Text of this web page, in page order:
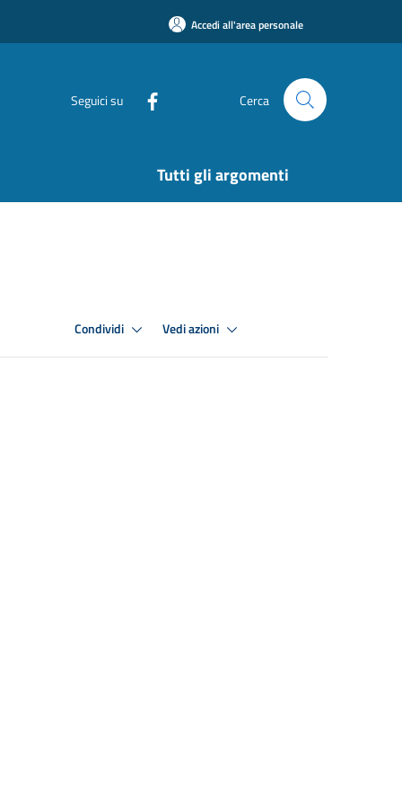
Accedi all'area personale
Seguici su Cerca
Tutti gli argomenti
Condividi Vedi azioni